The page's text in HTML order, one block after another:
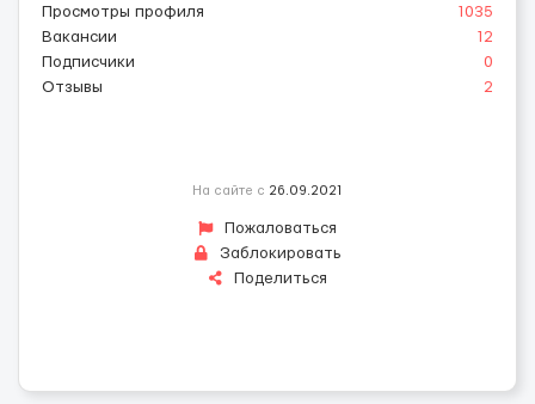
Просмотры профиля
1035
Вакансии
12
Подписчики
0
Отзывы
2
На сайте с 26.09.2021
Пожаловаться
Заблокировать
Поделиться